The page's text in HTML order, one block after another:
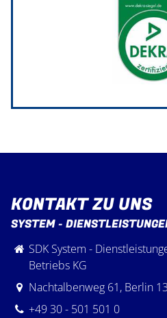
KONTAKT ZU UNS
SYSTEM -
SDK System -
Betriebs KG
Nachtalbenweg 61, Berlin
+49 30 - 501 501 0